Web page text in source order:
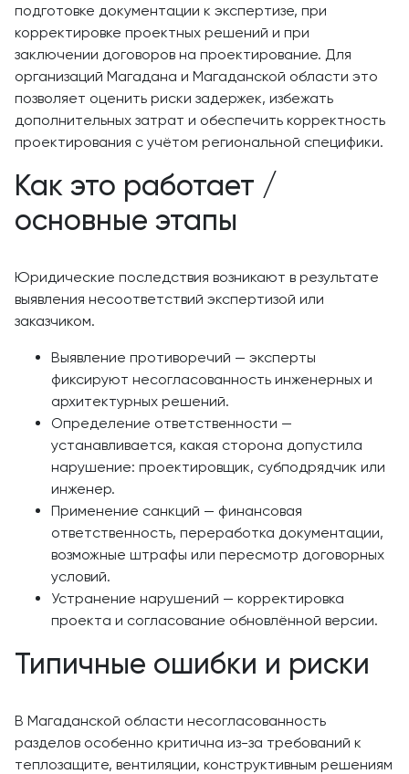
подготовке документации к экспертизе, при
корректировке проектных решений и при
заключении договоров на проектирование. Для
организаций Магадана и Магаданской области это
позволяет оценить риски задержек, избежать
дополнительных затрат и обеспечить корректность
проектирования с учётом региональной специфики.
Как это работает /
основные этапы
Юридические последствия возникают в результате
выявления несоответствий экспертизой или
заказчиком.
Выявление противоречий — эксперты
фиксируют несогласованность инженерных и
архитектурных решений.
Определение ответственности —
устанавливается, какая сторона допустила
нарушение: проектировщик, субподрядчик или
инженер.
Применение санкций — финансовая
ответственность, переработка документации,
возможные штрафы или пересмотр договорных
условий.
Устранение нарушений — корректировка
проекта и согласование обновлённой версии.
Типичные ошибки и риски
В Магаданской области несогласованность
разделов особенно критична из-за требований к
теплозащите, вентиляции, конструктивным решениям